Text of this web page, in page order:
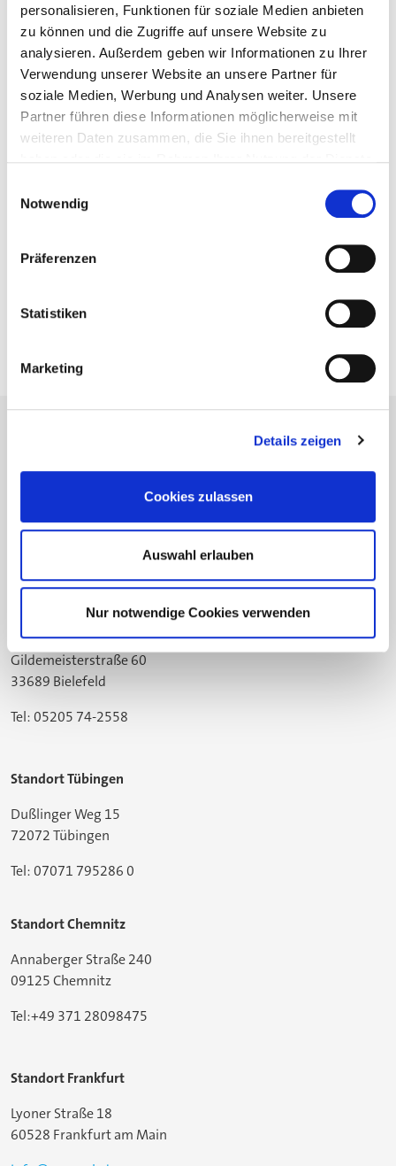
personalisieren, Funktionen für soziale Medien anbieten
zu können und die Zugriffe auf unsere Website zu
analysieren. Außerdem geben wir Informationen zu Ihrer
Verwendung unserer Website an unsere Partner für
soziale Medien, Werbung und Analysen weiter. Unsere
Partner führen diese Informationen möglicherweise mit
weiteren Daten zusammen, die Sie ihnen bereitgestellt
Cookies, wenn Sie unsere Webseite weiterhin nutzen.
Notwendig
Präferenzen
Statistiken
Marketing
Details zeigen
Cookies zulassen
Auswahl erlauben
Nur notwendige Cookies verwenden
Aus- und Weiterbildungsmedien
Fortbildung
Standort Bielefeld
Gildemeisterstraße 60
33689 Bielefeld
Tel: 05205 74-2558
Standort Tübingen
Dußlinger Weg 15
72072 Tübingen
Tel: 07071 795286 0
Standort Chemnitz
Annaberger Straße 240
09125 Chemnitz
Tel:+49 371 28098475
Standort Frankfurt
Lyoner Straße 18
60528 Frankfurt am Main